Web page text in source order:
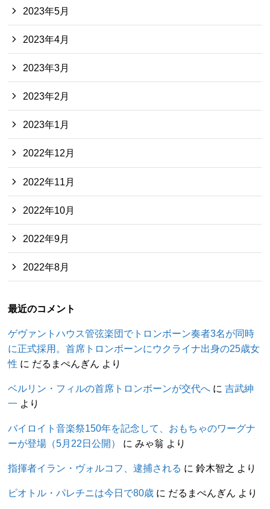
2023年5月
2023年4月
2023年3月
2023年2月
2023年1月
2022年12月
2022年11月
2022年10月
2022年9月
2022年8月
最近のコメント
ゲヴァントハウス管弦楽団でトロンボーン奏者3名が同時
に正式採用。首席トロンボーンにウクライナ出身の25歳女
性 に だるまぺんぎん より
ベルリン・フィルの首席トロンボーンが交代へ に吉武紳
一 より
バイロイト音楽祭150年を記念して、おもちゃのワーグナ
ーが登場（5月22日公開）
にみゃ翁 より
指揮者イラン・ヴォルコフ、逮捕される に鈴木智之 より
ピオトル・パレチニは今日で80歳 に だるまぺんぎん より